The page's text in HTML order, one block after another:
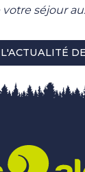
séjour